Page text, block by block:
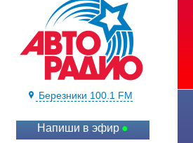
Березники 100.1 FM
Напиши в эфир